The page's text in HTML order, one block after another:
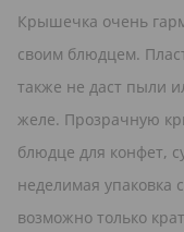
Крышечка очень
своим блюдцем.
также не даст пыли
желе. Прозрачную
блюдце для конфет,
неделимая упаковка
возможно только